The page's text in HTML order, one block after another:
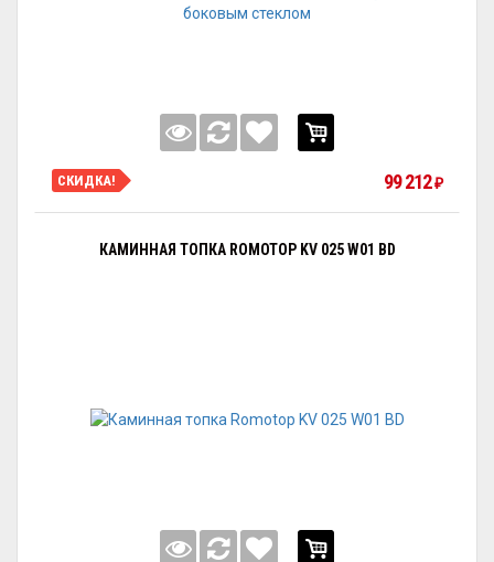
СКИДКА! 99 212₽
КАМИННАЯ ТОПКА ROMOTOP KV 025 W01 BD